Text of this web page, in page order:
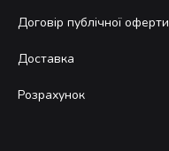
Договір публічної оферти
Доставка
Розрахунок